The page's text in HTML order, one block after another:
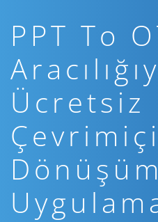
PPT To
Ücretsiz
Dönüşüm